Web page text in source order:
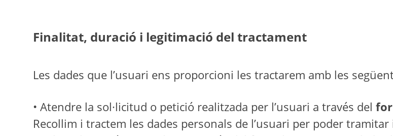
Finalitat, duració i legitimació del tractament
Les dades que l’usuari ens proporcioni les tractarem amb les
• Atendre la sol·licitud o petició realitzada per l’usuari a través del
Recollim i tractem les dades personals de l’usuari per poder